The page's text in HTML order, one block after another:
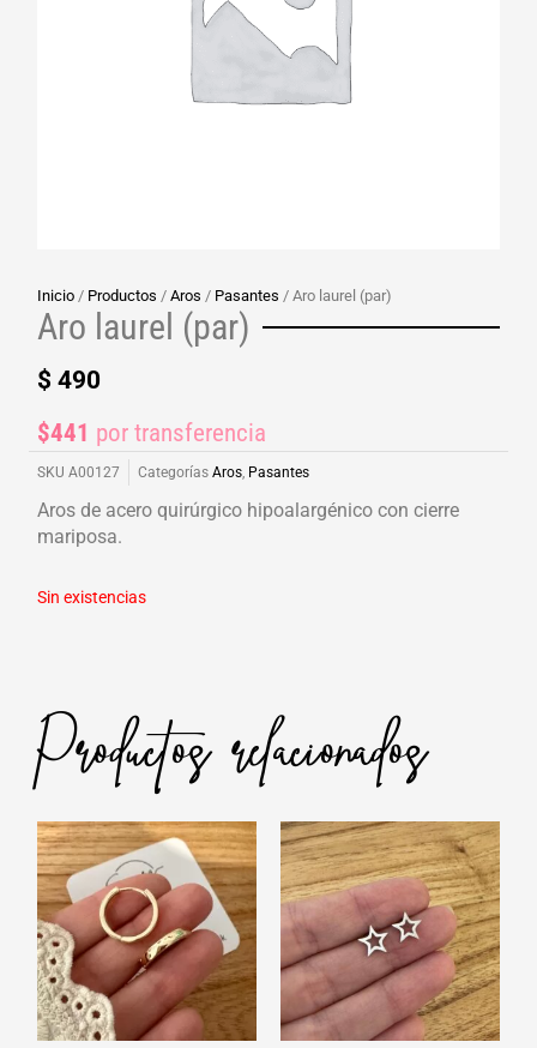
Inicio / Productos /Aros / Pasantes / Aro laurel (par)
Aro laurel (par)
$ 490
$441 por transferencia
SKUA00127 Categorías Aros, Pasantes
Aros de acero quirúrgico hipoalargénico con cierre
mariposa.
Sin existencias
Productos relacionados